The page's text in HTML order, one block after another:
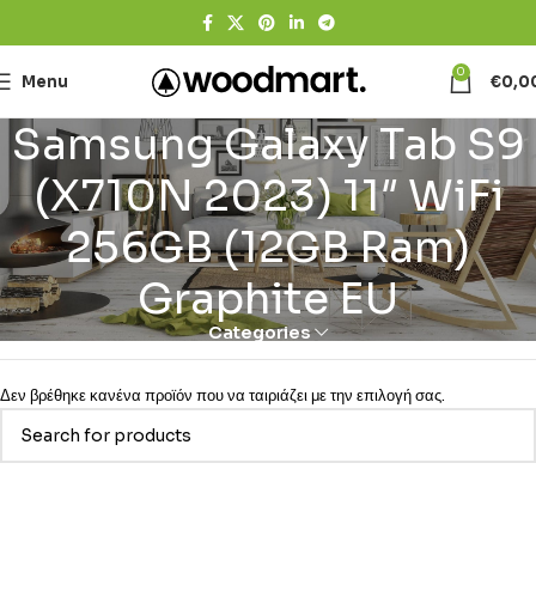
Menu 0 €
Samsung Galaxy Tab S9
(X710N 2023) 11″ WiFi
256GB (12GB Ram)
Graphite EU
Categories
Δεν βρέθηκε κανένα προϊόν που να ταιριάζει με την επιλογή σας.